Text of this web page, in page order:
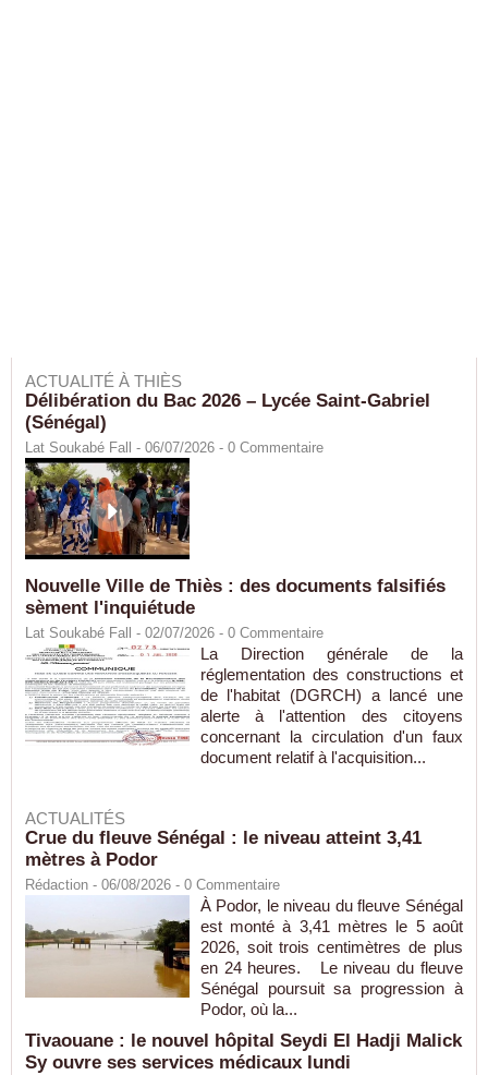
ACTUALITÉ À THIÈS
Délibération du Bac 2026 – Lycée Saint-Gabriel
(Sénégal)
Lat Soukabé Fall - 06/07/2026 - 0 Commentaire
Nouvelle Ville de Thiès : des documents falsifiés
sèment l'inquiétude
Lat Soukabé Fall - 02/07/2026 - 0 Commentaire
La Direction générale de la
réglementation des constructions et
de l'habitat (DGRCH) a lancé une
alerte à l'attention des citoyens
concernant la circulation d'un faux
document relatif à l'acquisition...
ACTUALITÉS
Crue du fleuve Sénégal : le niveau atteint 3,41
mètres à Podor
Rédaction - 06/08/2026 - 0 Commentaire
À Podor, le niveau du fleuve Sénégal
est monté à 3,41 mètres le 5 août
2026, soit trois centimètres de plus
en 24 heures. Le niveau du fleuve
Sénégal poursuit sa progression à
Podor, où la...
Tivaouane : le nouvel hôpital Seydi El Hadji Malick
Sy ouvre ses services médicaux lundi